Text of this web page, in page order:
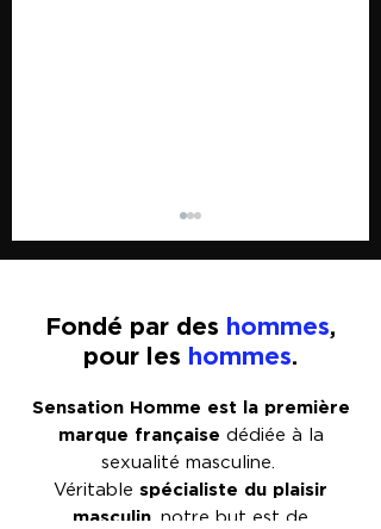
homme : le guide
complet
Fondé par des hommes,
pour les hommes.
Sensation Homme est la première
marque française dédiée à la
sexualité masculine. ​
Véritable spécialiste du plaisir
masculin , notre but est de